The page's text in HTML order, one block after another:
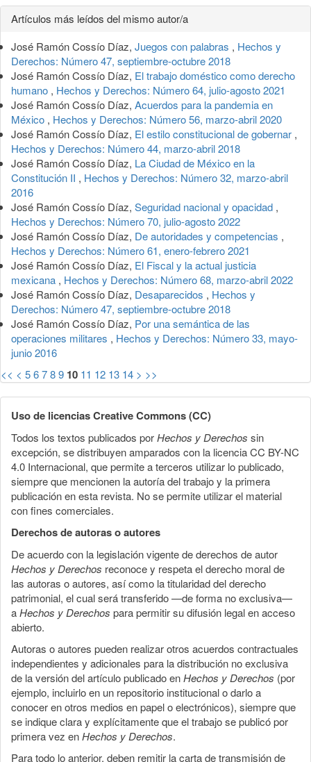
Detalles
del
artículo
Artículos más leídos del mismo autor/a
José Ramón Cossío Díaz, Juegos con palabras , Hechos y
Derechos: Número 47, septiembre-octubre 2018
José Ramón Cossío Díaz, El trabajo doméstico como derecho
humano , Hechos y Derechos: Número 64, julio-agosto 2021
José Ramón Cossío Díaz, Acuerdos para la pandemia en
México , Hechos y Derechos: Número 56, marzo-abril 2020
José Ramón Cossío Díaz, El estilo constitucional de gobernar ,
Hechos y Derechos: Número 44, marzo-abril 2018
José Ramón Cossío Díaz, La Ciudad de México en la
Constitución II , Hechos y Derechos: Número 32, marzo-abril
2016
José Ramón Cossío Díaz, Seguridad nacional y opacidad ,
Hechos y Derechos: Número 70, julio-agosto 2022
José Ramón Cossío Díaz, De autoridades y competencias ,
Hechos y Derechos: Número 61, enero-febrero 2021
José Ramón Cossío Díaz, El Fiscal y la actual justicia
mexicana , Hechos y Derechos: Número 68, marzo-abril 2022
José Ramón Cossío Díaz, Desaparecidos , Hechos y
Derechos: Número 47, septiembre-octubre 2018
José Ramón Cossío Díaz, Por una semántica de las
operaciones militares , Hechos y Derechos: Número 33, mayo-
junio 2016
<< < 56789 10 11 12 13 14 > >>
Uso de licencias Creative Commons (CC)
Todos los textos publicados porHechos y Derechos sin
excepción, se distribuyen amparados con la licencia CC BY-NC
4.0 Internacional, que permite a terceros utilizar lo publicado,
siempre que mencionen la autoría del trabajo y la primera
publicación en esta revista. No se permite utilizar el material
con fines comerciales.
Derechos de autoras o autores
De acuerdo con la legislación vigente de derechos de autor
Hechos y Derechos reconoce y respeta el derecho moral de
las autoras o autores, así como la titularidad del derecho
patrimonial, el cual será transferido —de forma no exclusiva—
aHechos y Derechos para permitir su difusión legal en acceso
abierto.
Autoras o autores pueden realizar otros acuerdos contractuales
independientes y adicionales para la distribución no exclusiva
de la versión del artículo publicado enHechos y Derechos (por
ejemplo, incluirlo en un repositorio institucional o darlo a
conocer en otros medios en papel o electrónicos), siempre que
se indique clara y explícitamente que el trabajo se publicó por
primera vez enHechos y Derechos.
Para todo lo anterior, deben remitir la carta de transmisión de